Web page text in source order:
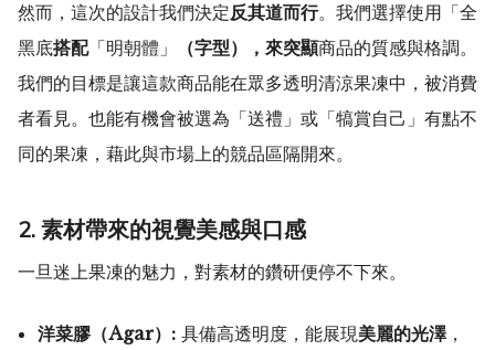
然而，這次的設計我們決定反其道而行。我們選擇使用「全
黑底搭配「明朝體」 （字型），來突顯商品的質感與格調。
我們的目標是讓這款商品能在眾多透明清涼果凍中，被消費
者看見。也能有機會被選為「送禮」或「犒賞自己」有點不
同的果凍，藉此與市場上的競品區隔開來。
2. 素材帶來的視覺美感與口感
一旦迷上果凍的魅力，對素材的鑽研便停不下來。
洋菜膠（Agar）: 具備高透明度，能展現美麗的光澤，